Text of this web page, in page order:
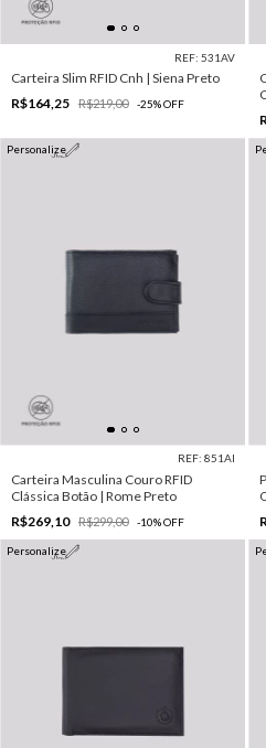
REF: 531AV
Carteira Slim RFID Cnh | Siena Preto
R$164,25
R$219,00 -25%OFF
Personalize
REF: 851AI
Carteira Masculina Couro RFID
Clássica Botão | Rome Preto
R$269,10
R$299,00 -10%OFF
Personalize